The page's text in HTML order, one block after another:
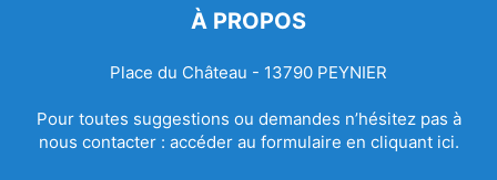
À PROPOS
Place du Château - 13790 PEYNIER
Pour toutes suggestions ou demandes n’hésitez pas à
nous contacter : accéder au formulaire en cliquant ici.